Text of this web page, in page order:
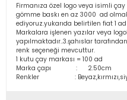
Firmanıza özel logo veya isimli
gömme baskı en az 3000 ad
ediyoruz.yukarıda belirtilen fiat 1 ad
Markalara işlenen yazılar veya
yapılmaktadır..3.şahıslar
renk seçeneği mevcuttur.
1 kutu çay markası = 100 ad
Marka çapı : 2.50cm
Renkler :